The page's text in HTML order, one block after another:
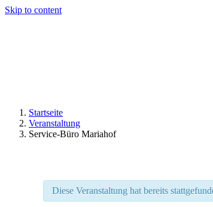
Skip to content
Startseite
Veranstaltung
Service-Büro Mariahof
Diese Veranstaltung hat bereits